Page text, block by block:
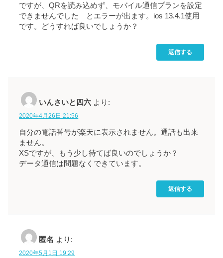
ですが、QRを読み込めず、モバイル通信プランを設定
できませんでした とエラーが出ます。ios 13.4.1使用
です。どうすれば良いでしょうか？
返信する
いんさいと四六 より:
2020年4月26日 21:56
自分の電話番号が楽天に表示されません。通話も出来
ません。
XSですが、もう少し待てば良いのでしょうか？
データ通信は問題なくできています。
返信する
匿名 より:
2020年5月1日 19:29